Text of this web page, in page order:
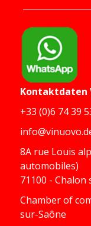
Kontaktdaten
+33 (0)6 74 39
8A rue Louis
automobiles)
71100 - Chalon
Chamber of
sur-Saône